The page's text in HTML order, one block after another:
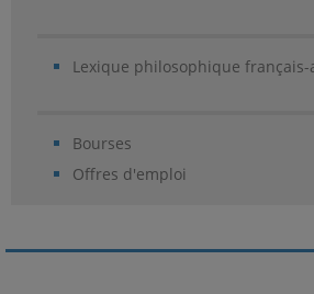
Lexique philosophique français-
Bourses
Offres d'emploi